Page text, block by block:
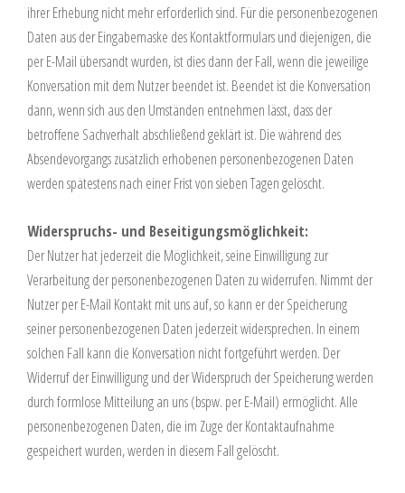
ihrer Erhebung nicht mehr erforderlich sind. Für die personenbezogenen
Daten aus der Eingabemaske des Kontaktformulars und diejenigen, die
per E-Mail übersandt wurden, ist dies dann der Fall, wenn die jeweilige
Konversation mit dem Nutzer beendet ist. Beendet ist die Konversation
dann, wenn sich aus den Umständen entnehmen lässt, dass der
betroffene Sachverhalt abschließend geklärt ist. Die während des
Absendevorgangs zusätzlich erhobenen personenbezogenen Daten
werden spätestens nach einer Frist von sieben Tagen gelöscht.
Widerspruchs- und Beseitigungsmöglichkeit:
Der Nutzer hat jederzeit die Möglichkeit, seine Einwilligung zur
Verarbeitung der personenbezogenen Daten zu widerrufen. Nimmt der
Nutzer per E-Mail Kontakt mit uns auf, so kann er der Speicherung
seiner personenbezogenen Daten jederzeit widersprechen. In einem
solchen Fall kann die Konversation nicht fortgeführt werden. Der
Widerruf der Einwilligung und der Widerspruch der Speicherung werden
durch formlose Mitteilung an uns (bspw. per E-Mail) ermöglicht. Alle
personenbezogenen Daten, die im Zuge der Kontaktaufnahme
gespeichert wurden, werden in diesem Fall gelöscht.